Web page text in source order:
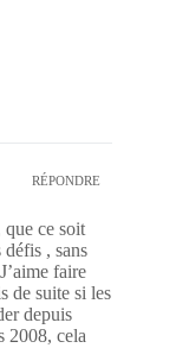
RÉPONDRE
ce soit
défis , sans
faire
de suite si les
depuis
2008, cela